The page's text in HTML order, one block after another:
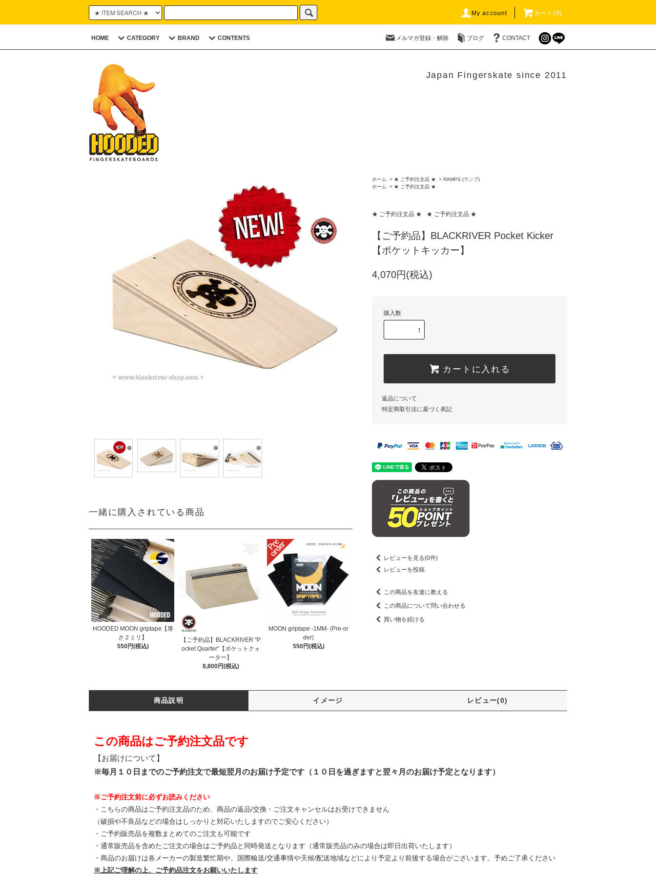
My account カート(0)
HOME CATEGORY BRAND CONTENTS メルマガ登録・解除 ブログ CONTACT
Japan Fingerskate since 2011
一緒に購入されている商品
HOODED MOON griptape【厚
さ２ミリ】
550円(税込)
【ご予約品】BLACKRIVER "P
ocket Quarter"【ポケットクォ
ーター】
8,800円(税込)
MOON griptape -1MM- (Pre-or
der)
550円(税込)
ホーム > ★ ご予約注文品 ★ > RAMPS (ランプ)
ホーム
> ★ ご予約注文品 ★
★ ご予約注文品 ★ ★ ご予約注文品 ★
【ご予約品】BLACKRIVER Pocket Kicker
【ポケットキッカー】
4,070円(税込)
購入数
カートに入れる
返品について
特定商取引法に基づく表記
レビューを見る(0件)
レビューを投稿
この商品を友達に教える
この商品について問い合わせる
買い物を続ける
商品説明 イメージ レビュー(0)
この商品はご予約注文品です
【お届けについて】
※毎月１０日までのご予約注文で最短翌月のお届け予定です（１０日を過ぎますと翌々月のお届け予定となります）
※ご予約注文前に必ずお読みください
・こちらの商品はご予約注文品のため、商品の返品/交換・ご注文キャンセルはお受けできません
（破損や不良品などの場合はしっかりと対応いたしますのでご安心ください）
・ご予約販売品を複数まとめてのご注文も可能です
・通常販売品を含めたご注文の場合はご予約品と同時発送となります（通常販売品のみの場合は即日出荷いたします）
・商品のお届けは各メーカーの製造繁忙期や、国際輸送/交通事情や天候/配送地域などにより予定より前後する場合がございます。予めご了承ください
※上記ご理解の上、ご予約品注文をお願いいたします